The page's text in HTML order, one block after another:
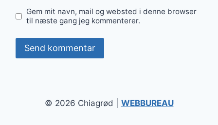
Gem mit navn, mail og websted i denne browser
til næste gang jeg kommenterer.
© 2026 Chiagrød | WEBBUREAU